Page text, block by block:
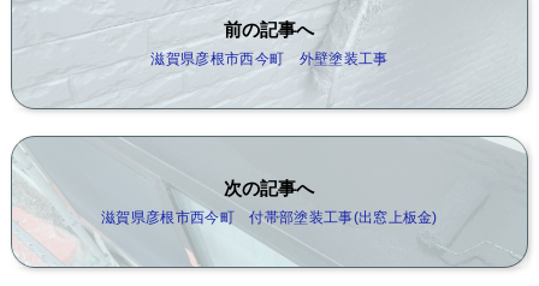
前の記事へ
滋賀県彦根市西今町 外壁塗装工事
次の記事へ
滋賀県彦根市西今町 付帯部塗装工事(出窓上板金)